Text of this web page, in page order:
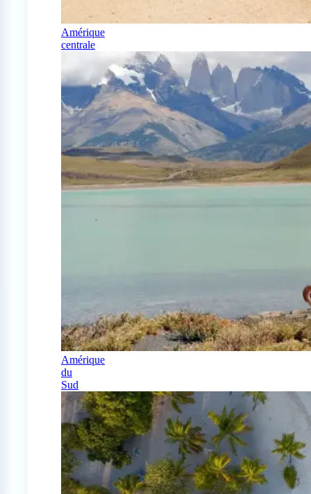
Amérique
centrale
Amérique
du
Sud